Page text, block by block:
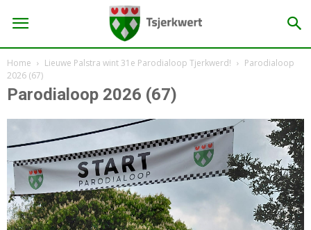
Home Lieuwe Palstra wint 31e Parodialoop Tjerkwerd!
Parodialoop
2026 (67)
Parodialoop 2026 (67)